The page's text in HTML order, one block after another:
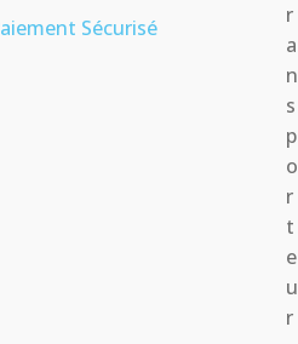
Sécurisé
r
a
n
s
p
o
r
t
e
u
r